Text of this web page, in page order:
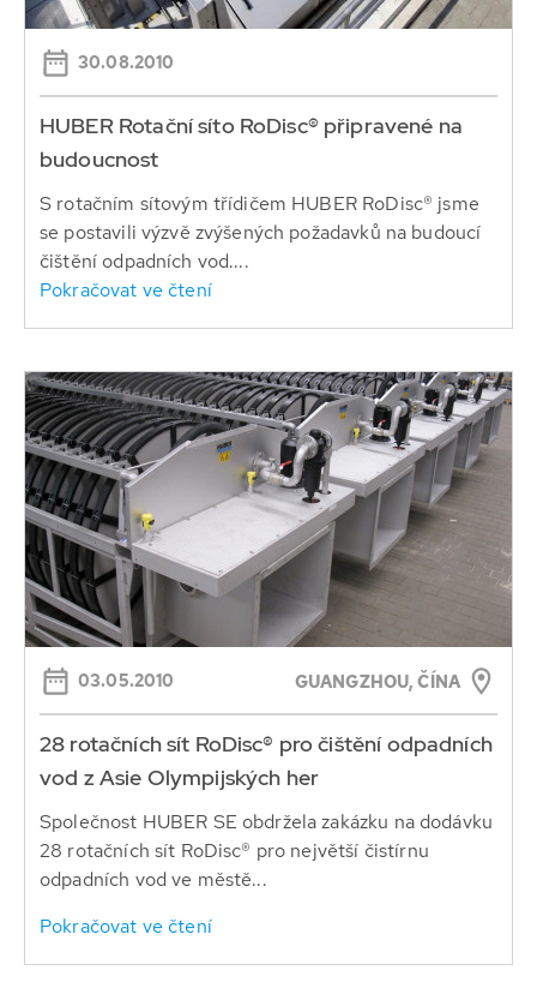
30.08.2010
HUBER Rotační síto RoDisc® připravené na
budoucnost
S rotačním sítovým třídičem HUBER RoDisc® jsme
se postavili výzvě zvýšených požadavků na budoucí
čištění odpadních vod....
Pokračovat ve čtení
03.05.2010 GUANGZHOU, ČÍNA
28 rotačních sít RoDisc® pro čištění odpadních
vod z Asie Olympijských her
Společnost HUBER SE obdržela zakázku na dodávku
28 rotačních sít RoDisc® pro největší čistírnu
odpadních vod ve městě...
Pokračovat ve čtení